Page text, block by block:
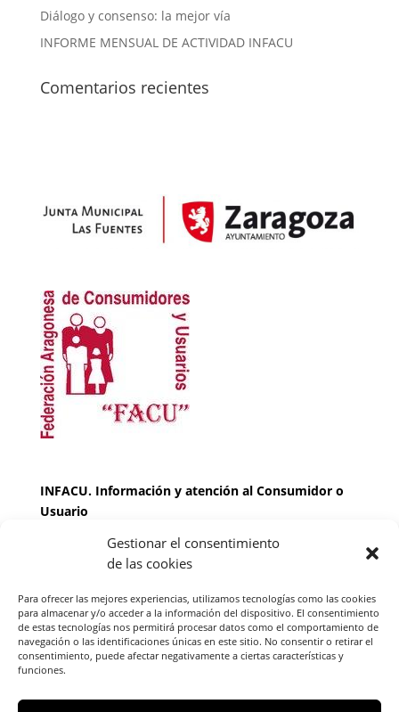
Gestionar el consentimiento
de las cookies
Para ofrecer las mejores experiencias, utilizamos tecnologías como las cookies
para almacenar y/o acceder a la información del dispositivo. El consentimiento
de estas tecnologías nos permitirá procesar datos como el comportamiento de
navegación o las identificaciones únicas en este sitio. No consentir o retirar el
consentimiento, puede afectar negativamente a ciertas características y
funciones.
Diálogo y consenso: la mejor vía
INFORME MENSUAL DE ACTIVIDAD INFACU
Comentarios recientes
INFACU. Información y atención al Consumidor o
Usuario
MARTES Y JUEVES de17:00 a 20 horas
horas
Teléfono de contacto976 13 47 92
FACU, Calle Leopoldo Romeo, 30 local